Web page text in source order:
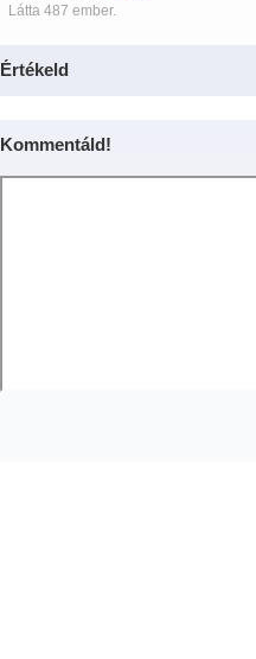
Látta 487 ember.
Értékeld
Kommentáld!